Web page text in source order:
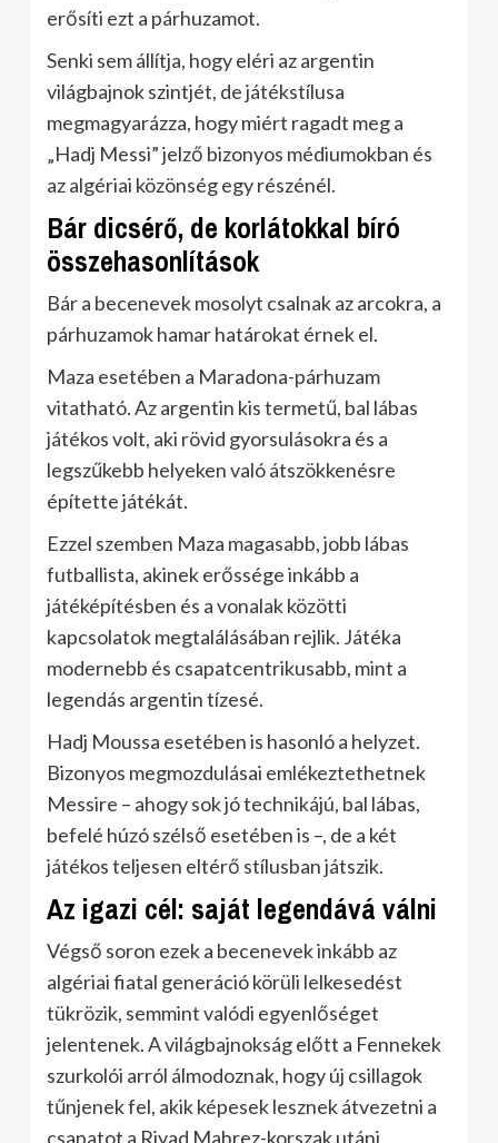
erősíti ezt a párhuzamot.
Senki sem állítja, hogy eléri az argentin
világbajnok szintjét, de játékstílusa
megmagyarázza, hogy miért ragadt meg a
„Hadj Messi” jelző bizonyos médiumokban és
az algériai közönség egy részénél.
Bár dicsérő, de korlátokkal bíró
összehasonlítások
Bár a becenevek mosolyt csalnak az arcokra, a
párhuzamok hamar határokat érnek el.
Maza esetében a Maradona-párhuzam
vitatható. Az argentin kis termetű, bal lábas
játékos volt, aki rövid gyorsulásokra és a
legszűkebb helyeken való átszökkenésre
építette játékát.
Ezzel szemben Maza magasabb, jobb lábas
futballista, akinek erőssége inkább a
játéképítésben és a vonalak közötti
kapcsolatok megtalálásában rejlik. Játéka
modernebb és csapatcentrikusabb, mint a
legendás argentin tízesé.
Hadj Moussa esetében is hasonló a helyzet.
Bizonyos megmozdulásai emlékeztethetnek
Messire – ahogy sok jó technikájú, bal lábas,
befelé húzó szélső esetében is –, de a két
játékos teljesen eltérő stílusban játszik.
Az igazi cél: saját legendává válni
Végső soron ezek a becenevek inkább az
algériai fiatal generáció körüli lelkesedést
tükrözik, semmint valódi egyenlőséget
jelentenek. A világbajnokság előtt a Fennekek
szurkolói arról álmodoznak, hogy új csillagok
tűnjenek fel, akik képesek lesznek átvezetni a
csapatot a Riyad Mahrez-korszak utáni